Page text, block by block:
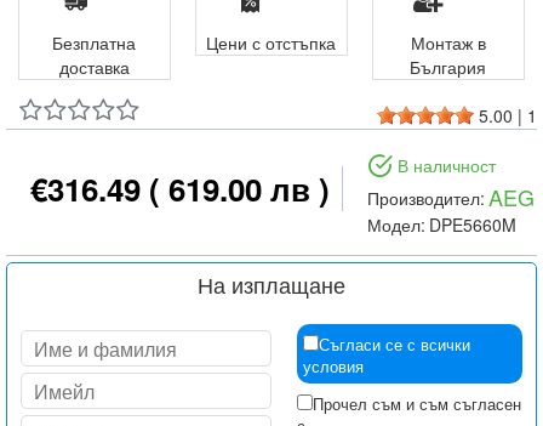
5.00 | 1
€316.49 ( 619.00 лв )
В наличност
Производител: AEG
Модел: DPE5660M
На изплащане
Съгласи се с всички
условия
Прочел съм и съм съгласен
Безплатна
доставка
Цени с отстъпка
Монтаж в
България